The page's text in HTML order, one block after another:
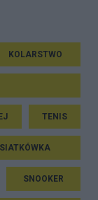
KOLARSTWO
TENIS
SIATKÓWKA
SNOOKER